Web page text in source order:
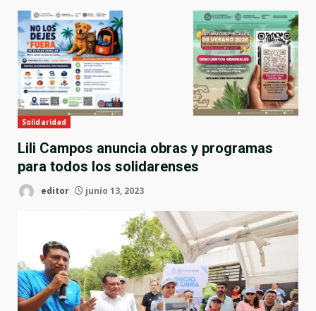
Solidaridad
Lili Campos anuncia obras y programas
para todos los solidarenses
editor junio 13, 2023